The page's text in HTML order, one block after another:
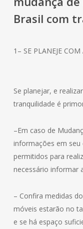
Brasil com
1– SE PLANEJE
Se planejar, e
tranquilidade é
–Em caso de
informações em
permitidos para
necessário informar
– Confira medidas
móveis estarão no
e se há espaço